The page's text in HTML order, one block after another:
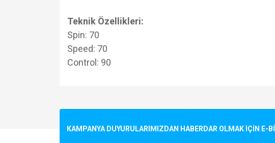
Teknik Özellikleri:
Spin: 70
Speed: 70
Control: 90
Ürün resmi kalitesiz, bozuk veya görüntülenemiyor.
KAMPANYA DUYURULARIMIZDAN HABERDAR OLMAK İÇİN E-